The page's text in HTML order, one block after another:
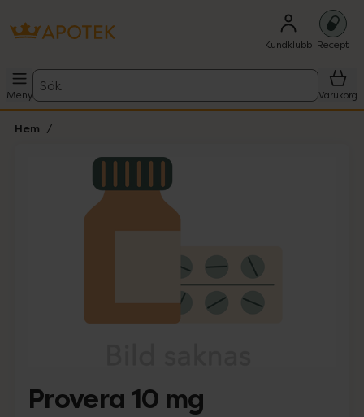
Kundklubb Recept
Meny
Sök
Varukorg
Hem
Lista: . Innehåller 1 objekt.
Provera 10 mg